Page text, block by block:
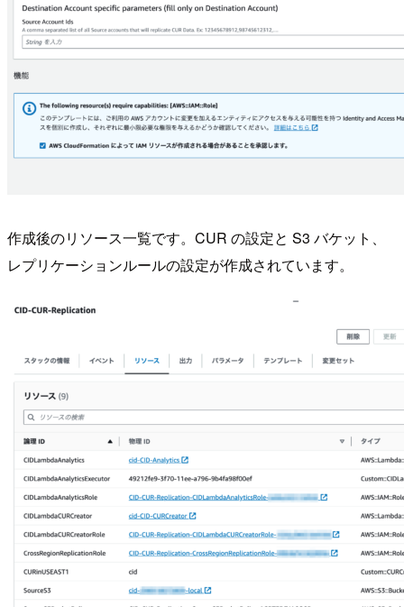
作成後のリソース一覧です。CUR の設定と S3 バケット、
レプリケーションルールの設定が作成されています。